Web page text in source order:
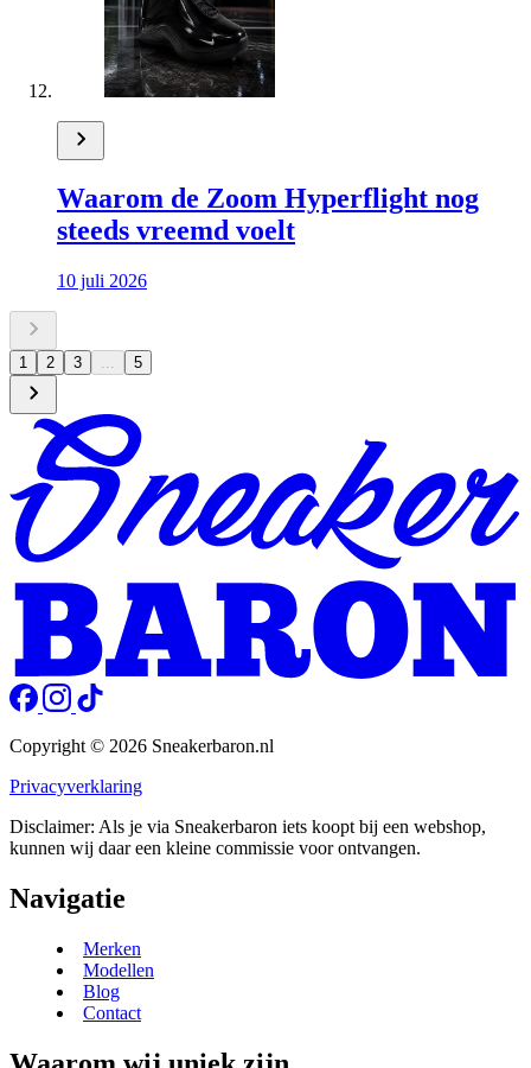
Waarom de Zoom Hyperflight nog
steeds vreemd voelt
10 juli 2026
1 2 3 ... 5
Copyright © 2026 Sneakerbaron.nl
Privacyverklaring
Disclaimer: Als je via Sneakerbaron iets koopt bij een webshop,
kunnen wij daar een kleine commissie voor ontvangen.
Navigatie
Merken
Modellen
Blog
Contact